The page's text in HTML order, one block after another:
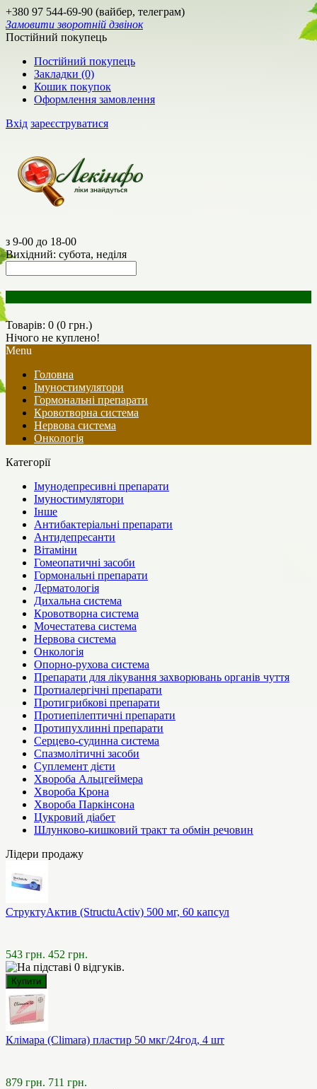
+380 97 544-69-90 (вайбер, телеграм)
Замовити зворотній дзвінок
Постійний покупець
Постійний покупець
Закладки (0)
Кошик покупок
Оформлення замовлення
Вхід зареєструватися
з 9-00 до 18-00
Вихідний: субота, неділя
Товарів: 0 (0 грн.)
Нічого не куплено!
Menu
Головна
Імуностимулятори
Гормональні препарати
Кровотворна система
Нервова система
Онкологія
Категорії
Імунодепресивні препарати
Імуностимулятори
Інше
Антибактеріальні препарати
Антидепресанти
Вітаміни
Гомеопатичні засоби
Гормональні препарати
Дерматологія
Дихальна система
Кровотворна система
Мочестатева система
Нервова система
Онкологія
Опорно-рухова система
Препарати для лікування захворювань органів чуття
Протиалергічні препарати
Протигрибкові препарати
Протиепілептичні препарати
Протипухлинні препарати
Серцево-судинна система
Спазмолітичні засоби
Суплемент дієти
Хвороба Альцгеймера
Хвороба Крона
Хвороба Паркінсона
Цукровий діабет
Шлунково-кишковий тракт та обмін речовин
Лідери продажу
СтруктуАктив (StructuActiv) 500 мг, 60 капсул
543 грн. 452 грн.
Клімара (Climara) пластир 50 мкг/24год, 4 шт
879 грн. 711 грн.